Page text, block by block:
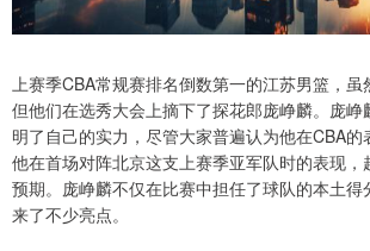
上赛季CBA常规赛排名倒数第一的江苏男篮，虽
但他们在选秀大会上摘下了探花郎庞峥麟。庞峥
明了自己的实力，尽管大家普遍认为他在CBA的
他在首场对阵北京这支上赛季亚军队时的表现，
预期。庞峥麟不仅在比赛中担任了球队的本土
来了不少亮点。